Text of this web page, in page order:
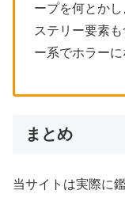
ープを何とか
ステリー要素
ー系でホラーに
まとめ
当サイトは実際に